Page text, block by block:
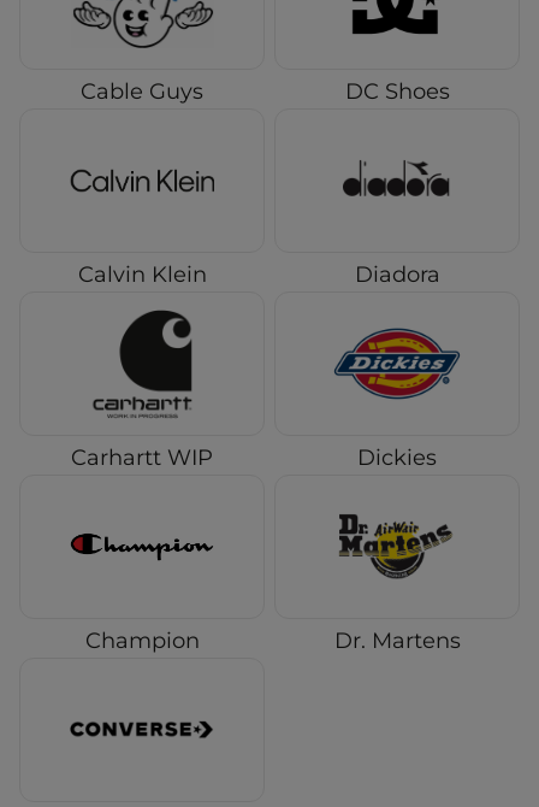
Cable Guys
Calvin Klein
Carhartt WIP
Champion
DC Shoes
Diadora
Dickies
Dr. Martens